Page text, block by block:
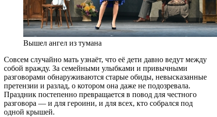
Вышел ангел из тумана
Совсем случайно мать узнаёт, что её дети давно ведут между
собой вражду. За семейными улыбками и привычными
разговорами обнаруживаются старые обиды, невысказанные
претензии и разлад, о котором она даже не подозревала.
Праздник постепенно превращается в повод для честного
разговора — и для героини, и для всех, кто собрался под
одной крышей.